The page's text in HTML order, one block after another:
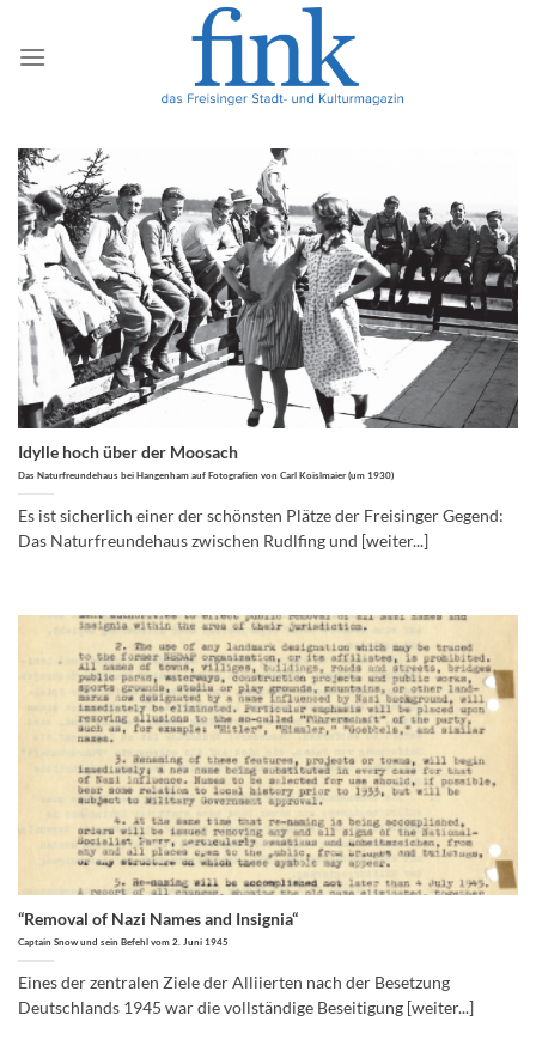
Inhalt
springen
Idylle hoch über der Moosach
Das Naturfreundehaus bei Hangenham auf Fotografien von Carl Koislmaier (um 1930)
Es ist sicherlich einer der schönsten Plätze der Freisinger Gegend:
Das Naturfreundehaus zwischen Rudlfing und [weiter...]
“Removal of Nazi Names and Insignia“
Captain Snow und sein Befehl vom 2. Juni 1945
Eines der zentralen Ziele der Alliierten nach der Besetzung
Deutschlands 1945 war die vollständige Beseitigung [weiter...]